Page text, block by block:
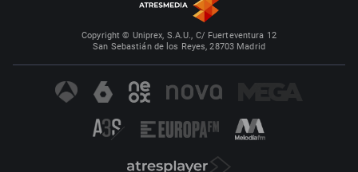
Copyright © Uniprex, S.A.U., C/ Fuerteventura 12
San Sebastián de los Reyes, 28703 Madrid